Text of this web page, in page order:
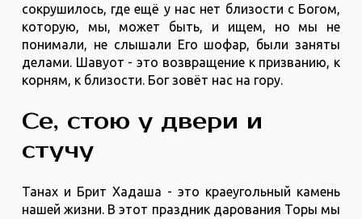
сокрушилось, где ещё у нас нет близости с Богом,
которую, мы, может быть, и ищем, но мы не
понимали, не слышали Его шофар, были заняты
делами. Шавуот - это возвращение к призванию, к
корням, к близости. Бог зовёт нас на гору.
Се, стою у двери и
стучу
Танах и Брит Хадаша - это краеугольный камень
нашей жизни. В этот праздник дарования Торы мы